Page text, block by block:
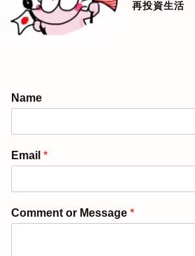
再投資生活
Name
Email *
Comment or Message *
ぴんねず☆ご
ぴんねずの旅